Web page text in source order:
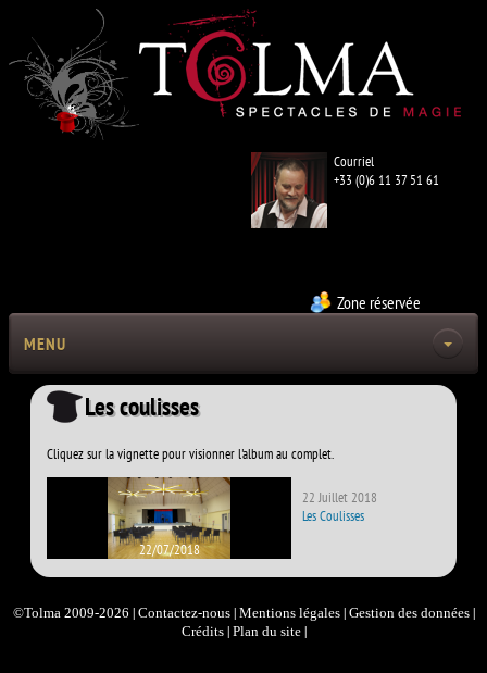
Courriel
+33 (0)6 11 37 51 61
Zone réservée
MENU
Les coulisses
Cliquez sur la vignette pour visionner l'album au complet.
22/07/2018
22 Juillet 2018
Les Coulisses
©Tolma 2009-2026 | Contactez-nous| Mentions légales| Gestion des données|
Crédits| Plan du site|